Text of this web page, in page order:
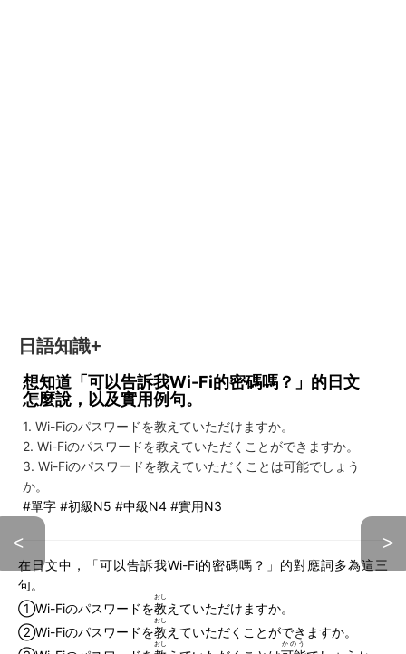
日語知識+
想知道「可以告訴我Wi-Fi的密碼嗎？」的日文
怎麼說，以及實用例句。
1. Wi-Fiのパスワードを教えていただけますか。
2. Wi-Fiのパスワードを教えていただくことができますか。
3. Wi-Fiのパスワードを教えていただくことは可能でしょう
か。
#單字 #初級N5 #中級N4 #實用N3
< >
在日文中，「可以告訴我Wi-Fi的密碼嗎？」的對應詞多為這三
句。
①Wi-Fiのパスワードを教
おし
えていただけますか。
②Wi-Fiのパスワードを教
おし
えていただくことができますか。
おし かのう